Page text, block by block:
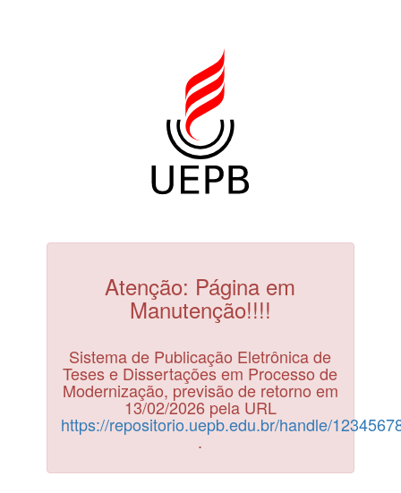
Atenção: Página em
Manutenção!!!!
Sistema de Publicação Eletrônica de
Teses e Dissertações em Processo de
Modernização, previsão de retorno em
13/02/2026 pela URL
https://repositorio.uepb.edu.br/handle/
.